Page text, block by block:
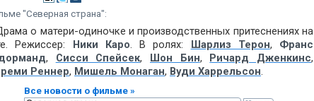
"Северная страна":
о матери-одиночке и производственных притеснениях на
Режиссер: Ники Каро. В ролях: Шарлиз Терон, Франс
, Сисси Спейсек, Шон Бин, Ричард Дженкинс,
Реннер, Мишель Монаган, Вуди Харрельсон.
Все новости о фильме »